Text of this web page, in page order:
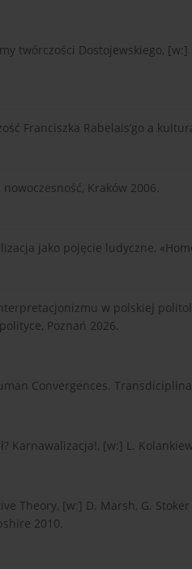
twórczości Dostojewskiego, [w:]
Franciszka Rabelais’go a
nowoczesność, Kraków 2006.
jako pojęcie ludyczne,
w polskiej
Poznań 2026.
Convergences.
Karnawalizacja!, [w:] L.
Theory, [w:] D. Marsh, G.
2010.